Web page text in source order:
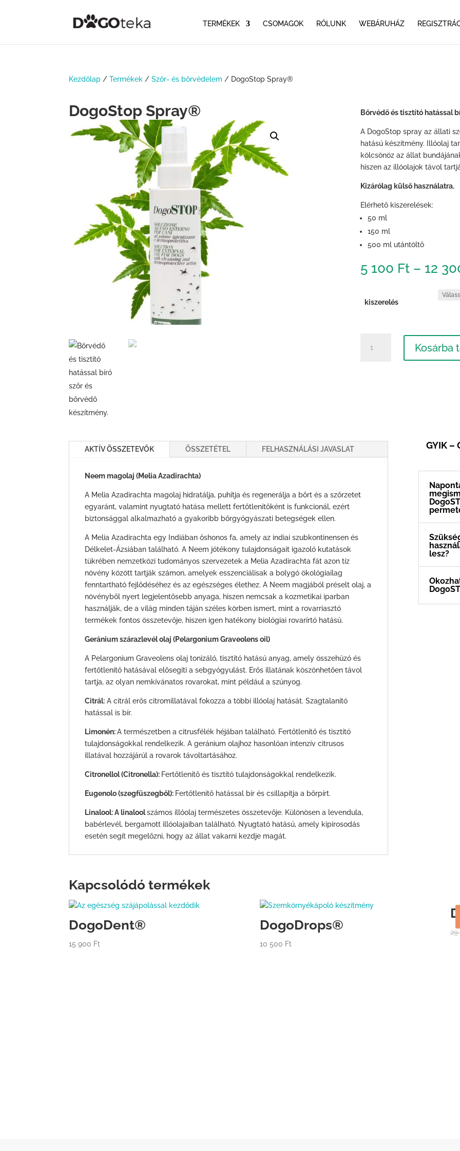
TERMÉKEK CSOMAGOK RÓLUNK WEBÁRUHÁZ
Kezdőlap /Termékek /Szőr- és bőrvédelem / DogoStop Spray®
DogoStop Spray® Bőrvédő és tisztító hatással
A DogoStop spray az állati
hatású készítmény. Illóolaj
kölcsönöz az állat
hiszen az illóolajok távol
Kizárólag külső használatra.
Elérhető kiszerelések:
50 ml
150 ml
500 ml utántöltő
5 100 Ft– 12
kiszerelés
Spray®
Kosárba
AKTÍV ÖSSZETEVŐK ÖSSZETÉTEL FELHASZNÁLÁSI JAVASLAT
Neem magolaj (Melia Azadirachta)
A Melia Azadirachta magolaj hidratálja, puhítja és regenerálja a bőrt és a szőrzetet
egyaránt, valamint nyugtató hatása mellett fertőtlenítőként is funkcionál, ezért
biztonsággal alkalmazható a gyakoribb bőrgyógyászati ​​betegségek ellen.
A Melia Azadirachta egy Indiában őshonos fa, amely az indiai szubkontinensen és
Délkelet-Ázsiában található. A Neem jótékony tulajdonságait igazoló kutatások
tükrében nemzetközi tudományos szervezetek a Melia Azadirachta fát azon tíz
növény között tartják számon, amelyek esszenciálisak a bolygó ökológiailag
fenntartható fejlődéséhez és az egészséges élethez. A Neem magjából préselt olaj, a
növényből nyert legjelentősebb anyaga, hiszen nemcsak a kozmetikai iparban
használják, de a világ minden táján széles körben ismert, mint a rovarriasztó
termékek fontos összetevője, hiszen igen hatékony biológiai rovarírtó hatású.
Geránium szárazlevél olaj (Pelargonium Graveolens oil)
A Pelargonium Graveolens olaj tonizáló, tisztító hatású anyag, amely összehúzó és
fertőtlenítő hatásával elősegíti a sebgyógyulást. Erős illatának köszönhetően távol
tartja, az olyan nemkívánatos rovarokat, mint például a szúnyog.
Citrál: A citrál erős citromillatával fokozza a többi illóolaj hatását. Szagtalanító
hatással is bír.
Limonén:A természetben a citrusfélék héjában található. Fertőtlenítő és tisztító
tulajdonságokkal rendelkezik. A geránium olajhoz hasonlóan intenzív citrusos
illatával hozzájárúl a rovarok távoltartásához.
Citronellol (Citronella): Fertőtlenítő és tisztító tulajdonságokkal rendelkezik.
Eugenolo (szegfűszegből): Fertőtlenítő hatással bír és csillapítja a bőrpírt.
Linalool: A linaloolszámos illóolaj természetes összetevője. Különösen a levendula,
babérlevél, bergamott illóolajaiban található. Nyugtató hatású, amely kipirosodás
esetén segít megelőzni, hogy az állat vakarni kezdje magát.
GYIK –
lesz?
Kapcsolódó termékek
DogoDent®
15 900 Ft
DogoDrops®
10 500 Ft